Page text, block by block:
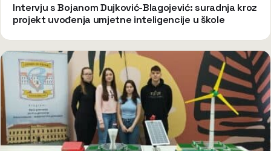
Intervju s Bojanom Dujković-Blagojević: suradnja kroz
projekt uvođenja umjetne inteligencije u škole